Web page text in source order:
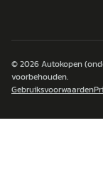
© 2026Autokopen
voorbehouden.
Gebruiksvoorwaarden